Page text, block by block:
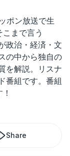
ポン放送で生
まで言う
政治・経済・文
の中から独自の
を解説。リスナ
番組です。番組
Share